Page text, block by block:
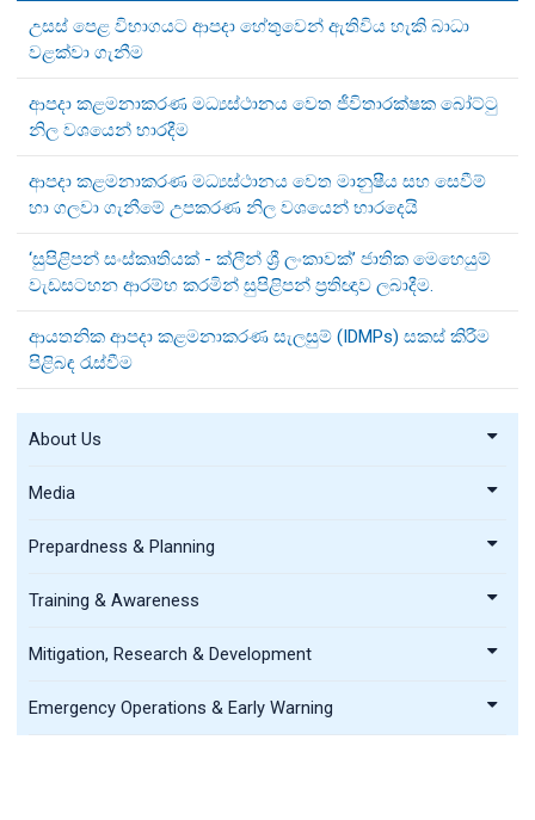
උසස් පෙළ විභාගයට ආපදා හේතුවෙන් ඇතිවිය හැකි බාධා
වළක්වා ගැනීම
ආපදා කළමනාකරණ මධ්‍යස්ථානය වෙත ජීවිතාරක්ෂක බෝට්ටු
නිල වශයෙන් භාරදීම
ආපදා කළමනාකරණ මධ්‍යස්ථානය වෙත මානුෂීය සහ සෙවීම්
හා ගලවා ගැනීමේ උපකරණ නිල වශයෙන් භාරදෙයි
‘සුපිළිපන් සංස්කෘතියක් - ක්ලීන් ශ්‍රී ලංකාවක්’ ජාතික මෙහෙයුම්
වැඩසටහන ආරම්භ කරමින් සුපිළිපන් ප්‍රතිඥාව ලබාදීම.
ආයතනික ආපදා කළමනාකරණ සැලසුම් (IDMPs) සකස් කිරීම
පිළිබඳ රැස්වීම
About Us
Media
Prepardness & Planning
Training & Awareness
Mitigation, Research & Development
Emergency Operations & Early Warning